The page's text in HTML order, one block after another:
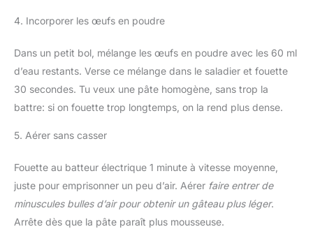
4. Incorporer les œufs en poudre
Dans un petit bol, mélange les œufs en poudre avec les 60 ml
d’eau restants. Verse ce mélange dans le saladier et fouette
30 secondes. Tu veux une pâte homogène, sans trop la
battre: si on fouette trop longtemps, on la rend plus dense.
5. Aérer sans casser
Fouette au batteur électrique 1 minute à vitesse moyenne,
juste pour emprisonner un peu d’air. Aérer faire entrer de
minuscules bulles d’air pour obtenir un gâteau plus léger.
Arrête dès que la pâte paraît plus mousseuse.